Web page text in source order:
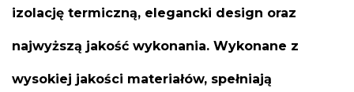
izolację termiczną, elegancki design oraz
najwyższą jakość wykonania. Wykonane z
wysokiej jakości materiałów, spełniają